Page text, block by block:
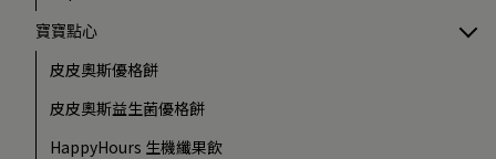
寶寶點心
皮皮奧斯優格餅
皮皮奧斯益生菌優格餅
HappyHours 生機纖果飲